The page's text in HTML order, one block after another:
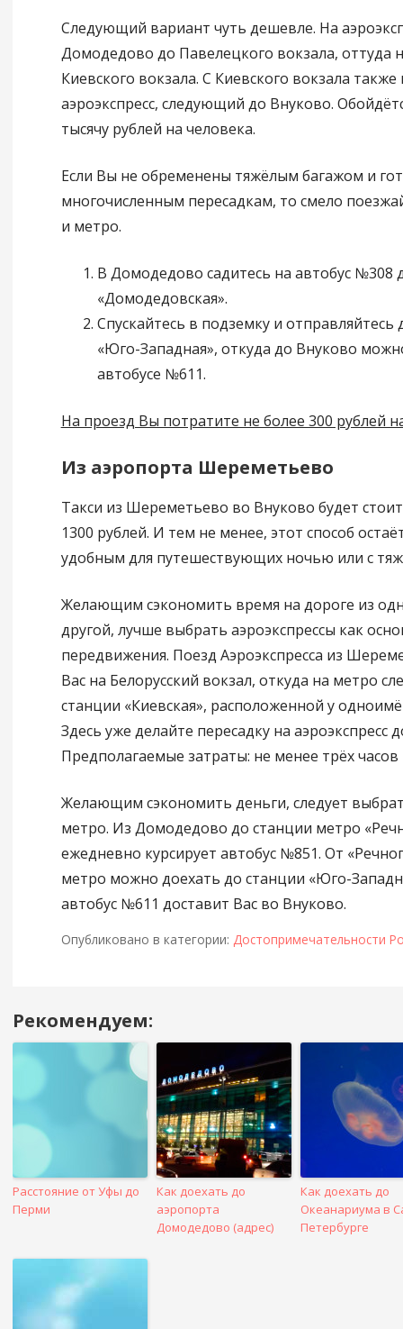
Следующий вариант чуть дешевле. На
Домодедово до Павелецкого вокзала, оттуда
Киевского вокзала. С Киевского вокзала
аэроэкспресс, следующий до Внуково.
тысячу рублей на человека.
Если Вы не обременены тяжёлым багажом и
многочисленным пересадкам, то смело
и метро.
В Домодедово садитесь на автобус №308
«Домодедовская».
Спускайтесь в подземку и
«Юго-Западная», откуда до Внуково
автобусе №611.
На проезд Вы потратите не более 300 рублей
Из аэропорта Шереметьево
Такси из Шереметьево во Внуково будет
1300 рублей. И тем не менее, этот способ
удобным для путешествующих ночью или с
Желающим сэкономить время на дороге из
другой, лучше выбрать аэроэкспрессы как
передвижения. Поезд Аэроэкспресса из
Вас на Белорусский вокзал, откуда на метро
станции «Киевская», расположенной у
Здесь уже делайте пересадку на аэроэкспресс
Предполагаемые затраты: не менее трёх часов
Желающим сэкономить деньги, следует
метро. Из Домодедово до станции метро
ежедневно курсирует автобус №851. От
метро можно доехать до станции «Юго-
автобус №611 доставит Вас во Внуково.
Опубликовано в категории: Достопримечательности
Навигация
в
Рекомендуем:
Расстояние от Уфы до
Перми
Как доехать до
аэропорта
Домодедово (адрес)
Как доехать до
Океанариума в
Петербурге